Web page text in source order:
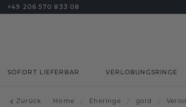
+49 206 570 833 08
SOFORT LIEFERBAR VERLOBUNGSRINGE
Zurück Home / Eheringe / gold /